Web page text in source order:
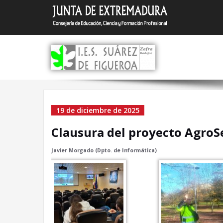
Clausura del
AgroSensEx
19 de diciembre de 2025
Clausura del proyecto
Javier Morgado (Dpto. de Informática)